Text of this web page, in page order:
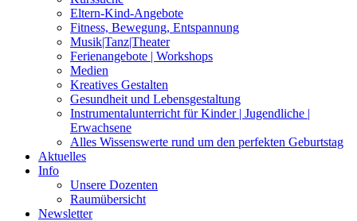
Eltern-Kind-Angebote
Fitness, Bewegung, Entspannung
Musik|Tanz|Theater
Ferienangebote | Workshops
Medien
Kreatives Gestalten
Gesundheit und Lebensgestaltung
Instrumentalunterricht für Kinder | Jugendliche |
Erwachsene
Alles Wissenswerte rund um den perfekten Geburtstag
Aktuelles
Info
Unsere Dozenten
Raumübersicht
Newsletter